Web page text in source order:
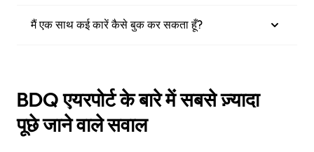
मैं एक साथ कई कारें कैसे बुक कर सकता हूँ?
BDQ एयरपोर्ट के बारे में सबसे ज़्यादा
पूछे जाने वाले सवाल